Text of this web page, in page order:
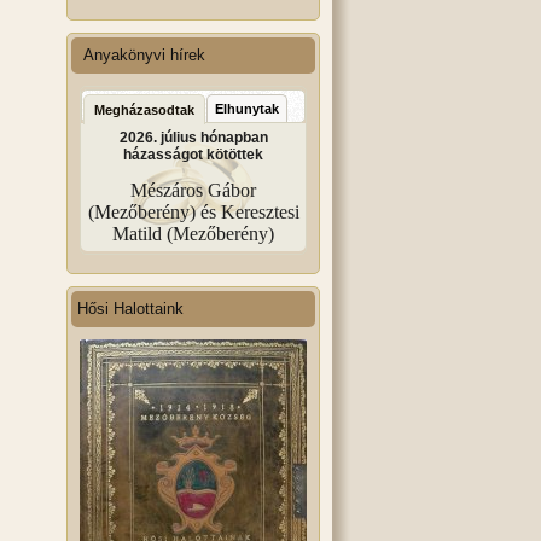
Anyakönyvi hírek
Megházasodtak Elhunytak
2026. július hónapban
házasságot kötöttek
Mészáros Gábor
(Mezőberény) és Keresztesi
Matild (Mezőberény)
Hősi Halottaink